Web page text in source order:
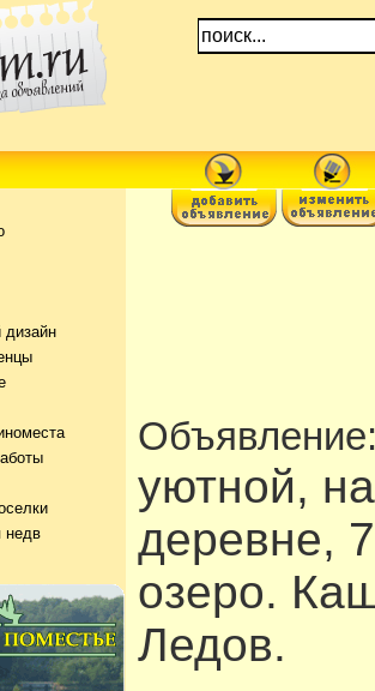
недв
уютной,
деревне,
озеро.
Ледов.